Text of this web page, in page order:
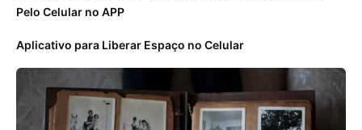
Pelo Celular no APP
Aplicativo para Liberar Espaço no Celular